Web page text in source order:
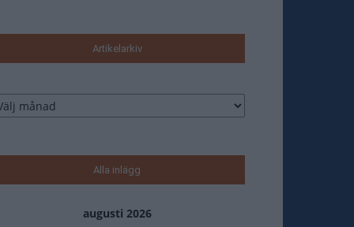
Artikelarkiv
Alla inlägg
augusti 2026